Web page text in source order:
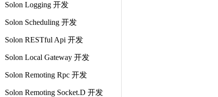
Solon Logging 开发
Solon Scheduling 开发
Solon RESTful Api 开发
Solon Local Gateway 开发
Solon Remoting Rpc 开发
Solon Remoting Socket.D 开发